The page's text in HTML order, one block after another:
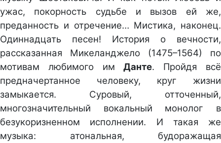
ужас, покорность судьбе и вызов ей же,
преданность и отречение… Мистика, наконец.
Одиннадцать песен! История о вечности,
рассказанная Микеланджело (1475–1564) по
мотивам любимого имДанте. Пройдя всё
предначертанное человеку, круг жизни
замыкается. Суровый, отточенный,
многозначительный вокальный монолог в
безукоризненном исполнении. И такая же
музыка: атональная, будоражащая